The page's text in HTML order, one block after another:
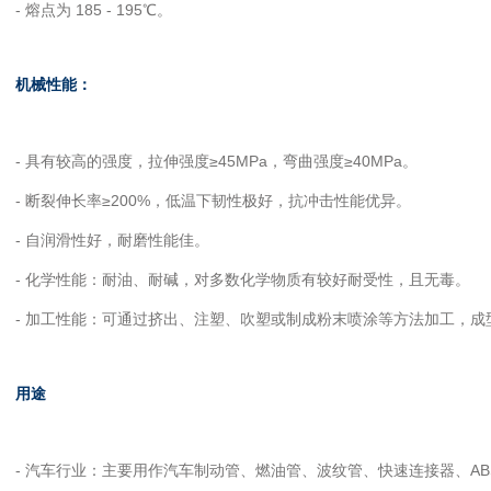
- 熔点为 185 - 195℃。
机械性能：
- 具有较高的强度，拉伸强度≥45MPa，弯曲强度≥40MPa。
- 断裂伸长率≥200%，低温下韧性极好，抗冲击性能优异。
- 自润滑性好，耐磨性能佳。
- 化学性能：耐油、耐碱，对多数化学物质有较好耐受性，且无毒。
- 加工性能：可通过挤出、注塑、吹塑或制成粉末喷涂等方法加工，成
用途
- 汽车行业：主要用作汽车制动管、燃油管、波纹管、快速连接器、